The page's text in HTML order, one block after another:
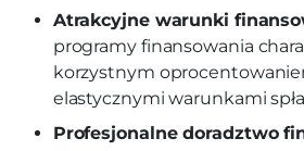
Atrakcyjne warunki
programy finansowania
korzystnym
elastycznymi warunkami
Profesjonalne doradztwo